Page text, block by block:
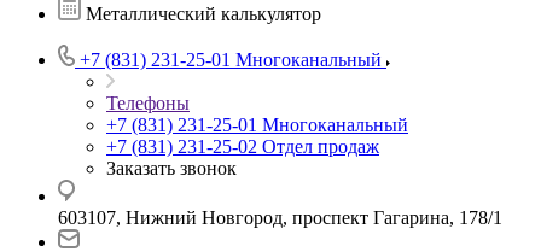
Металлический калькулятор
+7 (831) 231-25-01 Многоканальный
Телефоны
+7 (831) 231-25-01 Многоканальный
+7 (831) 231-25-02 Отдел продаж
Заказать звонок
603107, Нижний Новгород, проспект Гагарина, 178/1